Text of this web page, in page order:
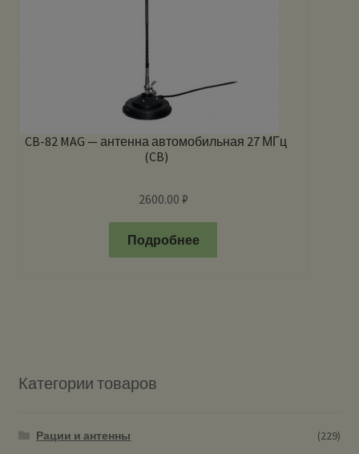
CB-82 MAG — антенна автомобильная 27 МГц
(CB)
2600.00 ₽
Подробнее
Категории товаров
Рации и антенны
(229)